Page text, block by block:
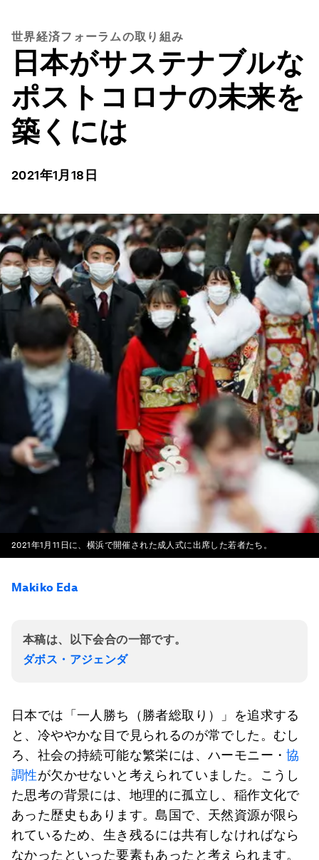
世界経済フォーラムの取り組み
日本がサステナブルな
ポストコロナの未来を
築くには
2021年1月18日
2021年1月11日に、横浜で開催された成人式に出席した若者たち。
Makiko Eda
本稿は、以下会合の一部です。
ダボス・アジェンダ
日本では「一人勝ち（勝者総取り）」を追求する
と、冷ややかな目で見られるのが常でした。むし
ろ、社会の持続可能な繁栄には、ハーモニー・協
調性が欠かせないと考えられていました。こうし
た思考の背景には、地理的に孤立し、稲作文化で
あった歴史もあります。島国で、天然資源が限ら
れているため、生き残るには共有しなければなら
なかったといった要素もあったと考えられます。